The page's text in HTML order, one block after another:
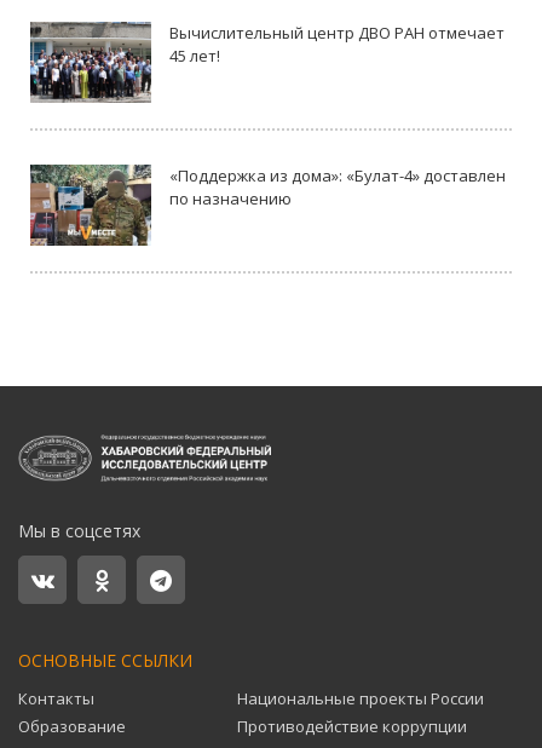
Вычислительный центр ДВО РАН отмечает
45 лет!
«Поддержка из дома»: «Булат-4» доставлен
по назначению
Мы в соцсетях
ОСНОВНЫЕ ССЫЛКИ
Контакты
Образование
Национальные проекты России
Противодействие коррупции